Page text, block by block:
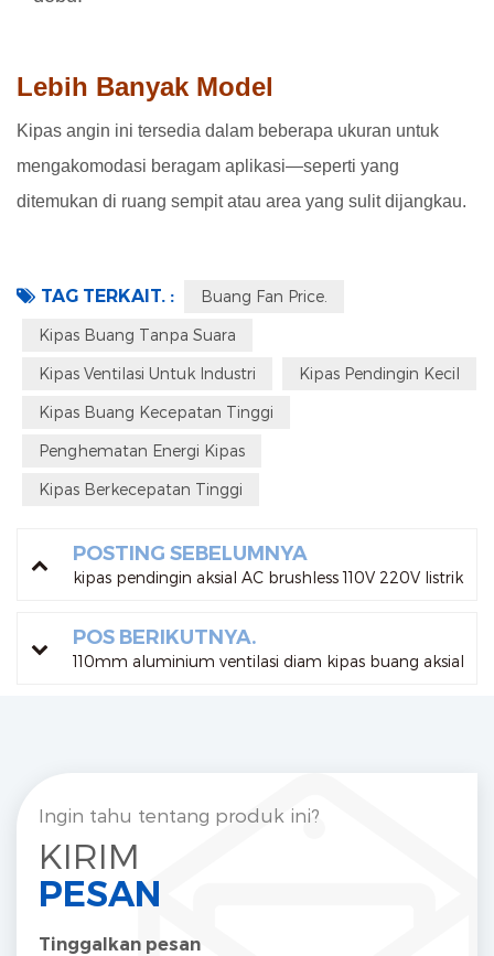
Lebih Banyak Model
Kipas angin ini tersedia dalam beberapa ukuran untuk
mengakomodasi beragam aplikasi—seperti yang
ditemukan di ruang sempit atau area yang sulit dijangkau.
TAG TERKAIT. : Buang Fan Price.
Kipas Buang Tanpa Suara
Kipas Ventilasi Untuk Industri Kipas Pendingin Kecil
Kipas Buang Kecepatan Tinggi
Penghematan Energi Kipas
Kipas Berkecepatan Tinggi
POSTING SEBELUMNYA
kipas pendingin aksial AC brushless 110V 220V listrik
POS BERIKUTNYA.
110mm aluminium ventilasi diam kipas buang aksial
Ingin tahu tentang produk ini?
KIRIM
PESAN
Tinggalkan pesan